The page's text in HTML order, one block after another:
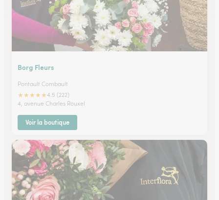
Borg Fleurs
Pontault Combault
★★★★★4.5 (222)
4, avenue Charles Rouxel
Voir la boutique